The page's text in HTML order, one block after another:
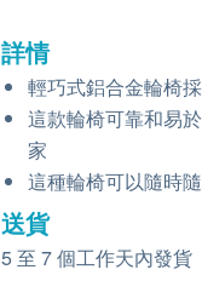
詳情
輕巧式鋁合金輪椅
這款輪椅可靠和易
家
這種輪椅可以隨時
送貨
5 至 7 個工作天內發貨